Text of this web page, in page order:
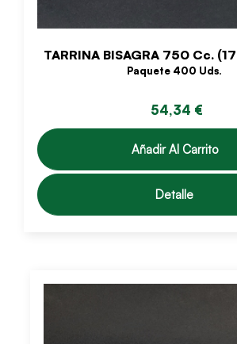
TARRINA BISAGRA 750 Cc.
Paquete 400 Uds.
54,34 €
Añadir Al Carrito
Detalle